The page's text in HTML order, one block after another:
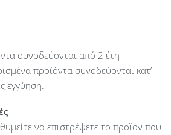
συνοδεύονται από 2 έτη
προϊόντα συνοδεύονται κατ’
εγγύηση.
να επιστρέψετε το προϊόν που